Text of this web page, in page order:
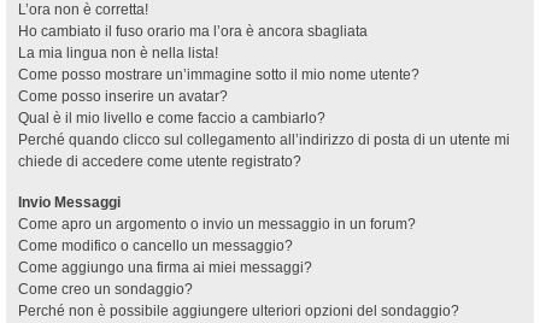
L’ora non è corretta!
Ho cambiato il fuso orario ma l’ora è ancora sbagliata
La mia lingua non è nella lista!
Come posso mostrare un’immagine sotto il mio nome utente?
Come posso inserire un avatar?
Qual è il mio livello e come faccio a cambiarlo?
Perché quando clicco sul collegamento all’indirizzo di posta di un utente mi
chiede di accedere come utente registrato?
Invio Messaggi
Come apro un argomento o invio un messaggio in un forum?
Come modifico o cancello un messaggio?
Come aggiungo una firma ai miei messaggi?
Come creo un sondaggio?
Perché non è possibile aggiungere ulteriori opzioni del sondaggio?